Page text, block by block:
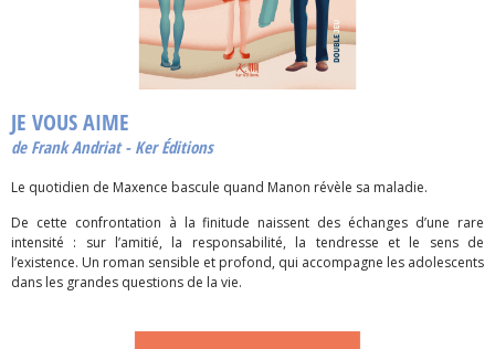
JE VOUS AIME
de Frank Andriat - Ker Éditions
Le quotidien de Maxence bascule quand Manon révèle sa maladie.
De cette confrontation à la finitude naissent des échanges d’une rare
intensité : sur l’amitié, la responsabilité, la tendresse et le sens de
l’existence. Un roman sensible et profond, qui accompagne les adolescents
dans les grandes questions de la vie.